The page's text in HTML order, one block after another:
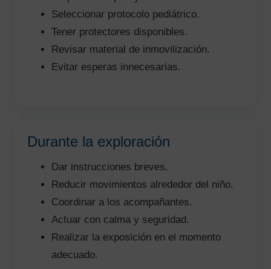
Seleccionar protocolo pediátrico.
Tener protectores disponibles.
Revisar material de inmovilización.
Evitar esperas innecesarias.
Durante la exploración
Dar instrucciones breves.
Reducir movimientos alrededor del niño.
Coordinar a los acompañantes.
Actuar con calma y seguridad.
Realizar la exposición en el momento
adecuado.